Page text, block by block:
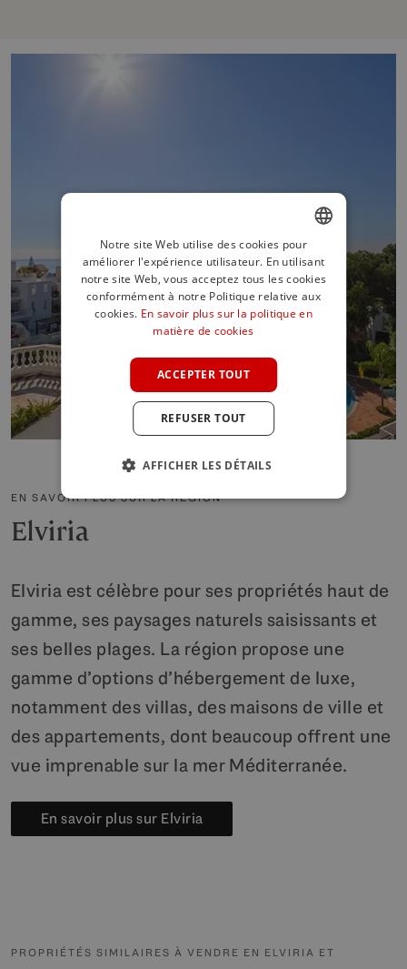
EN SAVOIR PLUS SUR LA RÉGION
Elviria
Elviria est célèbre pour ses propriétés haut de
gamme, ses paysages naturels saisissants et
ses belles plages. La région propose une
gamme d’options d’hébergement de luxe,
notamment des villas, des maisons de ville et
des appartements, dont beaucoup offrent une
vue imprenable sur la mer Méditerranée.
En savoir plus sur Elviria
PROPRIÉTÉS SIMILAIRES À VENDRE EN ELVIRIA ET
ENGLISH
SPANISH
FRENCH
POLISH
Notre site Web utilise des cookies pour
améliorer l'expérience utilisateur. En utilisant
notre site Web, vous acceptez tous les cookies
conformément à notre Politique relative aux
cookies. En savoir plus sur la politique en
matière de cookies
ACCEPTER TOUT
REFUSER TOUT
AFFICHER LES DÉTAILS